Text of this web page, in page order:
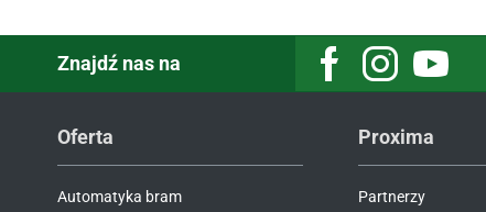
Znajdź nas na
Oferta
Automatyka bram
Proxima
Partnerzy